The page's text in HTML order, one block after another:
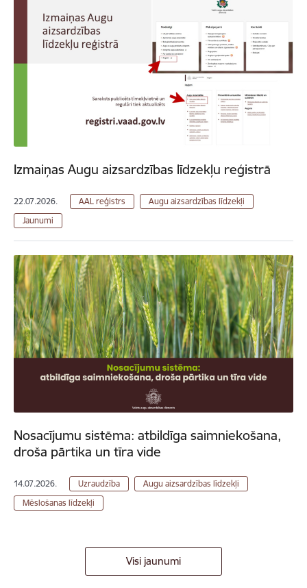
Izmaiņas Augu aizsardzības līdzekļu reģistrā
22.07.2026. AAL reģistrs
Augu aizsardzības līdzekļi
Jaunumi
Nosacījumu sistēma: atbildīga saimniekošana,
droša pārtika un tīra vide
14.07.2026. Uzraudzība
Augu aizsardzības līdzekļi
Mēslošanas līdzekļi
Visi jaunumi